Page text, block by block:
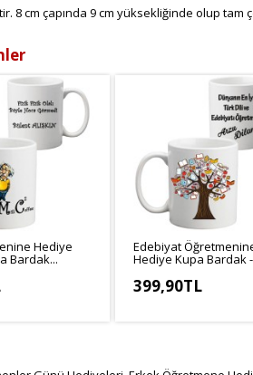
8 cm çapında 9 cm yüksekliğinde olup tam
Hediye
Bardak...
Edebiyat
Hediye Kupa Bardak
399,90TL